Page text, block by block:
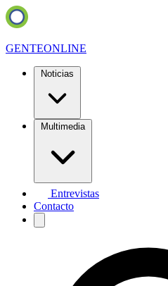
GENTEONLINE
Noticias
Multimedia
Entrevistas
Contacto